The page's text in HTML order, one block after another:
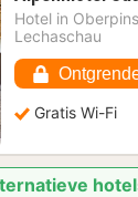
Hotel in
Lechaschau
Gratis Wi-Fi